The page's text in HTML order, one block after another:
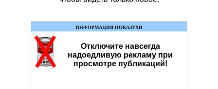
ИНФОРМАЦИЯ ПОКАЗУХИ
Отключите навсегда
надоедливую рекламу при
просмотре публикаций!